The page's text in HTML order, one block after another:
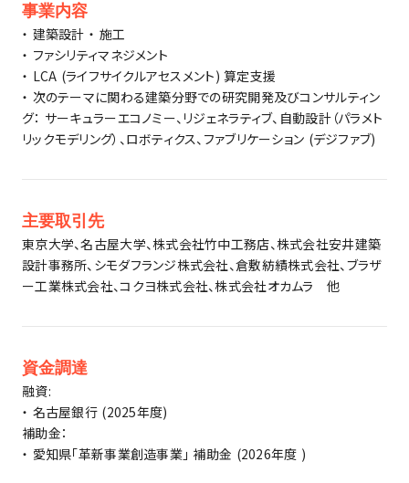
事業内容
・ 建築設計 ・ 施工
・ ファシリティマネジメント
・ LCA (ライフサイクルアセスメント) 算定支援
・ 次のテーマに関わる建築分野での研究開発及びコンサルティン
グ： サーキュラーエコノミー、リジェネラティブ、自動設計（パラメト
リックモデリング）、ロボティクス、ファブリケーション (デジファブ)
主要取引先
東京大学、名古屋大学、株式会社竹中工務店、株式会社安井建築
設計事務所、シモダフランジ株式会社、倉敷紡績株式会社、ブラザ
ー工業株式会社、コクヨ株式会社、株式会社オカムラ 他
資金調達
融資:
・ 名古屋銀行 (2025年度)
補助金：
・ 愛知県「革新事業創造事業」 補助金 (2026年度 )